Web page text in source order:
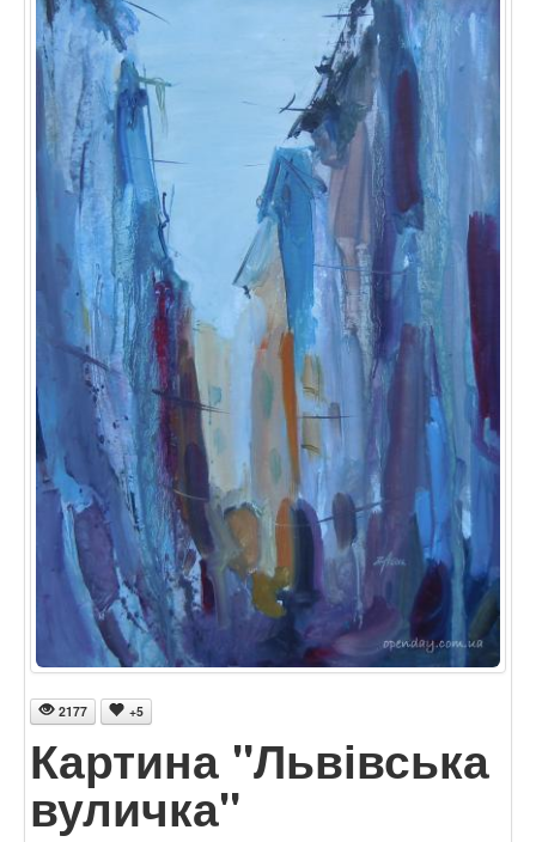
2177 +5
Картина "Львівська
вуличка"